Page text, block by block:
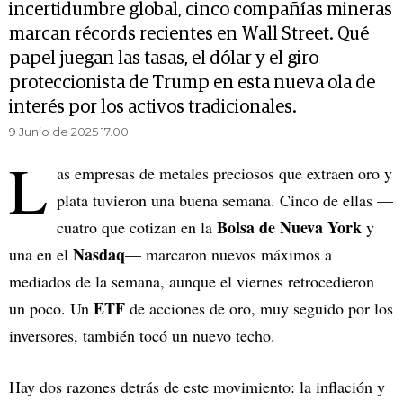
incertidumbre global, cinco compañías mineras
marcan récords recientes en Wall Street. Qué
papel juegan las tasas, el dólar y el giro
proteccionista de Trump en esta nueva ola de
interés por los activos tradicionales.
9 Junio de 2025 17.00
L as empresas de metales preciosos que extraen oro y
plata tuvieron una buena semana. Cinco de ellas —
cuatro que cotizan en la Bolsa de Nueva York y
una en el Nasdaq— marcaron nuevos máximos a
mediados de la semana, aunque el viernes retrocedieron
un poco. Un ETF de acciones de oro, muy seguido por los
inversores, también tocó un nuevo techo.
Hay dos razones detrás de este movimiento: la inflación y